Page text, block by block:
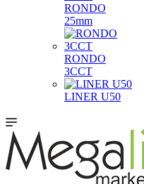
RONDO
25mm
RONDO
3CCT
LINER U50